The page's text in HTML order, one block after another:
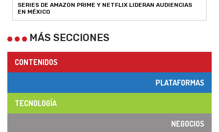
SERIES DE AMAZON PRIME Y NETFLIX LIDERAN AUDIENCIAS
EN MÉXICO
MÁS SECCIONES
CONTENIDOS
PLATAFORMAS
TECNOLOGÍA
NEGOCIOS